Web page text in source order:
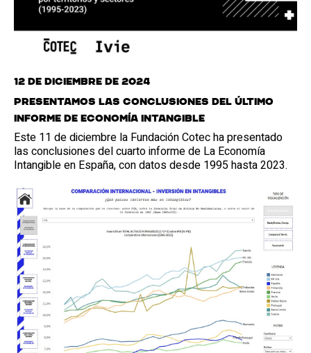
12 de diciembre de 2024
Presentamos las conclusiones del último
informe de Economía Intangible
Este 11 de diciembre la Fundación Cotec ha presentado
las conclusiones del cuarto informe de La Economía
Intangible en España, con datos desde 1995 hasta 2023.